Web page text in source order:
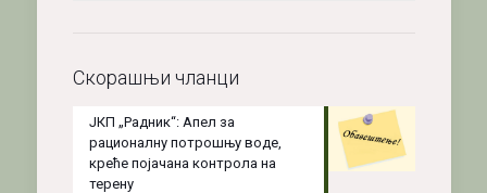
Скорашњи чланци
ЈКП „Радник“: Апел за
рационалну потрошњу воде,
креће појачана контрола на
терену